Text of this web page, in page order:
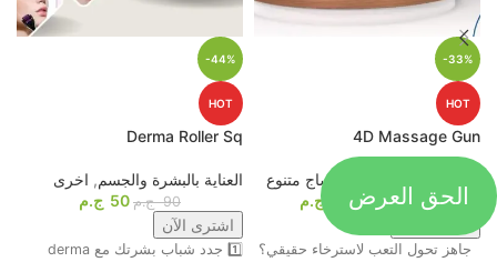
-33%
HOT
4D Massage Gun
اجهزة مساج متنوع
1649 ج.م 1099
ج.م
جاهز تحول التعب لاسترخاء حقيقي؟
-44%
HOT
Derma Roller Sq
العناية بالبشرة والجسم, اخرى
90 ج.م 50 ج.م
اشترى الآن
1️⃣ جدد شباب بشرتك مع derma
الحق العرض